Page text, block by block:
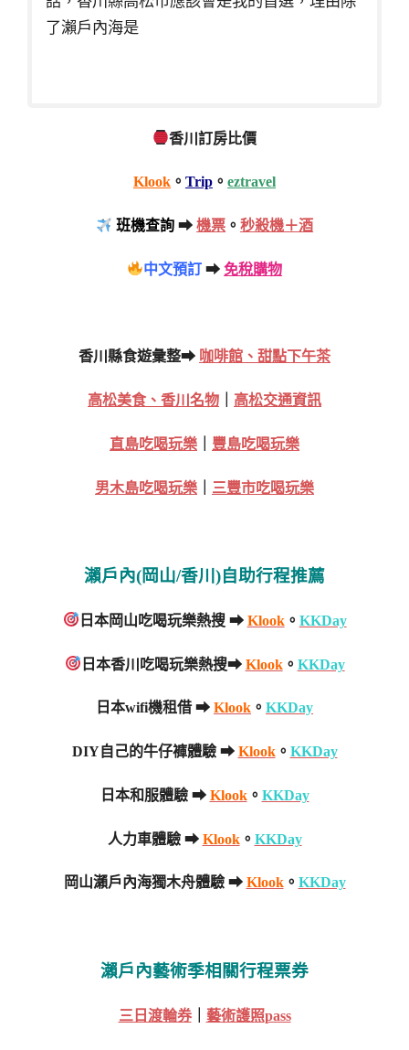
了瀨戶內海是
香川訂房比價
Klook 。 Trip 。 eztravel
班機查詢 ➡機票 。秒殺機＋酒
中文預訂 ➡免稅購物
香川縣食遊彙整➡ 咖啡館、甜點下午茶
高松美食、香川名物 高松交通資訊
直島吃喝玩樂 豐島吃喝玩樂
男木島吃喝玩樂 三豐市吃喝玩樂
瀨戶內(岡山/香川)自助行程推薦
日本岡山吃喝玩樂熱搜 ➡ Klook。 KKDay
日本香川吃喝玩樂熱搜➡ Klook。 KKDay
日本wifi機租借 ➡ Klook 。 KKDay
DIY自己的牛仔褲體驗 ➡ Klook。 KKDay
日本和服體驗 ➡ Klook。 KKDay
人力車體驗 ➡ Klook。 KKDay
岡山瀨戶內海獨木舟體驗 ➡ Klook。 KKDay
瀨戶內藝術季相關行程票券
三日渡輪券｜ 藝術護照pass